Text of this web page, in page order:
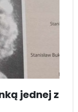
jednej z